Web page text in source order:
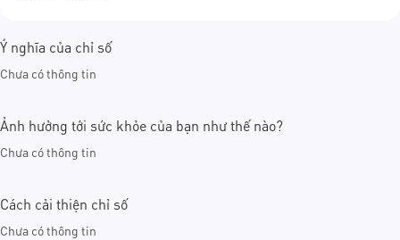
Ý nghĩa của chỉ số
Chưa có thông tin
Ảnh hưởng tới sức khỏe của bạn như thế nào?
Chưa có thông tin
Cách cải thiện chỉ số
Chưa có thông tin